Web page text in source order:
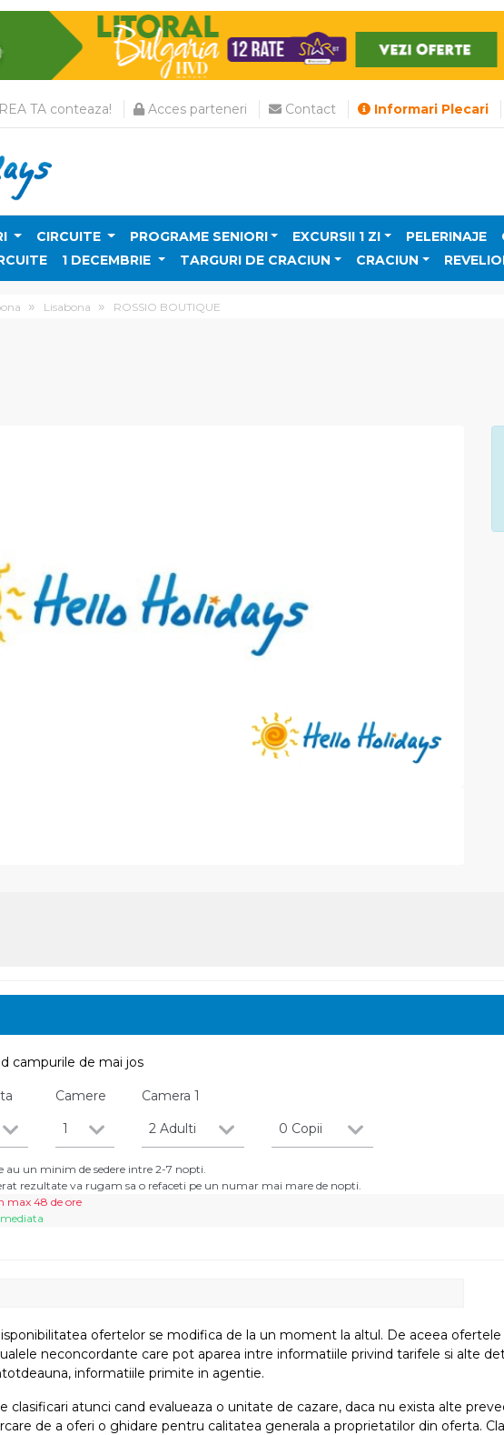
TA conteaza! Acces parteneri Contact Informari Plecari
CIRCUITE PROGRAME SENIORI EXCURSII 1 ZI PELERINAJE
1 DECEMBRIE TARGURI DE CRACIUN CRACIUN
Lisabona ROSSIO BOUTIQUE
campurile de mai jos
Camere
1
Camera1
2 Adulti
0 Copii
un minim de sedere intre 2-7 nopti.
rezultate va rugam sa o refaceti pe un numar mai mare de nopti.
max 48 de ore
ofertelor se modifica de la un moment la altul. De aceea
neconcordante care pot aparea intre informatiile privind tarifele si alte
informatiile primite in agentie.
clasificari atunci cand evalueaza o unitate de cazare, daca nu exista alte
de a oferi o ghidare pentru calitatea generala a proprietatilor din oferta.